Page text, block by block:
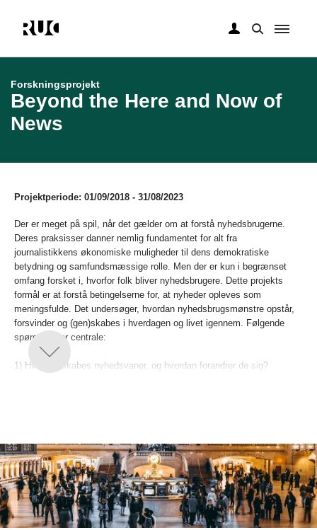
hovedindhold
Forskningsprojekt
Beyond the Here and Now of
News
Projektperiode: 01/09/2018 - 31/08/2023
Der er meget på spil, når det gælder om at forstå nyhedsbrugerne.
Deres praksisser danner nemlig fundamentet for alt fra
journalistikkens økonomiske muligheder til dens demokratiske
betydning og samfundsmæssige rolle. Men der er kun i begrænset
omfang forsket i, hvorfor folk bliver nyhedsbrugere. Dette projekts
formål er at forstå betingelserne for, at nyheder opleves som
meningsfulde. Det undersøger, hvordan nyhedsbrugsmønstre opstår,
forsvinder og (gen)skabes i hverdagen og livet igennem. Følgende
spørgsmål er centrale:
1) Hvordan skabes nyhedsvaner, og hvordan forandrer de sig?
For at journalistikken effektivt kan udnytte de digitale mediers
potentiale og også i fremtiden fungere som en robust og værdsat
samfundsinstitution, er det afgørende at have detaljeret viden om,
hvordan nyhedsvaner skabes og forandrer sig. Ved at bevæge sig ud
over nyhedernes ’her og nu’ giver dette projekt et grundlæggende
indblik i baggrunden for, at folk ændrer nyhedsvaner, deres